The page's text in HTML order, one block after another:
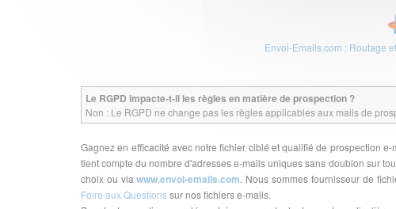
Envoi-Emails.com : Routage
Le RGPD impacte-t-il les règles en matière de prospection ?
Non : Le RGPD ne change pas les règles applicables aux mails de
Gagnez en efficacité avec notre fichier ciblé et qualifié de prospection
tient compte du nombre d'adresses e-mails uniques sans doublon sur
choix ou viawww.envoi-emails.com. Nous sommes fournisseur de
Foire aux Questionssur nos fichiers e-mails.